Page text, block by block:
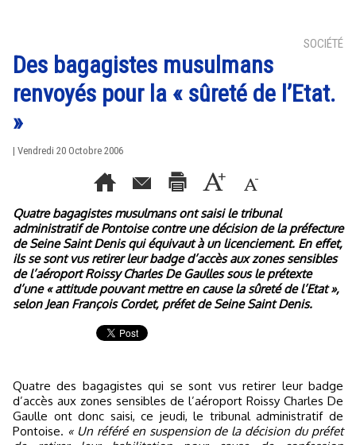
SOCIÉTÉ
Des bagagistes musulmans
renvoyés pour la « sûreté de l’Etat.
»
| Vendredi 20 Octobre 2006
Quatre bagagistes musulmans ont saisi le tribunal
administratif de Pontoise contre une décision de la préfecture
de Seine Saint Denis qui équivaut à un licenciement. En effet,
ils se sont vus retirer leur badge d’accès aux zones sensibles
de l’aéroport Roissy Charles De Gaulles sous le prétexte
d’une « attitude pouvant mettre en cause la sûreté de l’Etat »,
selon Jean François Cordet, préfet de Seine Saint Denis.
Quatre des bagagistes qui se sont vus retirer leur badge
d’accès aux zones sensibles de l’aéroport Roissy Charles De
Gaulle ont donc saisi, ce jeudi, le tribunal administratif de
Pontoise. « Un référé en suspension de la décision du préfet